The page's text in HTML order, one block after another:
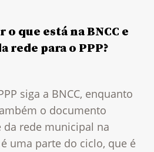
que está na BNCC e
rede para o PPP?
siga a BNCC, enquanto
o documento
rede municipal na
uma parte do ciclo, que é